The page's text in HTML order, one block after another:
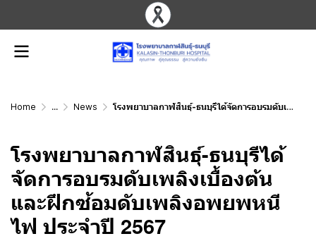
Home ... News โรงพยาบาลกาฬสินธุ์-ธนบุรีได้จัดการอบรมดับเพลิงเบื้องต้น และฝึกซ้อมดับเพลิงอพยพหนีไฟ ประจำปี 2567
โรงพยาบาลกาฬสินธุ์-ธนบุรีได้
จัดการอบรมดับเพลิงเบื้องต้น
และฝึกซ้อมดับเพลิงอพยพหนี
ไฟ ประจำปี 2567